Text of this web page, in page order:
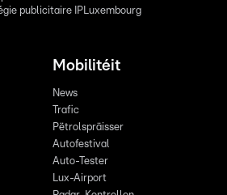
publicitaire IPLuxembourg
Mobilitéit
News
Trafic
Pëtrolspräisser
Autofestival
Auto-Tester
Lux-Airport